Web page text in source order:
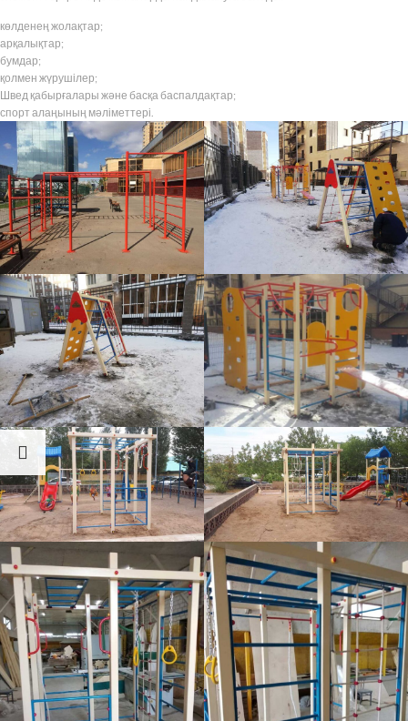
көлденең жолақтар;
арқалықтар;
бумдар;
қолмен жүрушілер;
Швед қабырғалары және басқа баспалдақтар;
спорт алаңының мәліметтері.